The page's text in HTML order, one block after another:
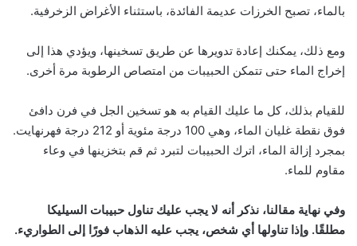
بالماء، تصبح الخرزات عديمة الفائدة، باستثناء الأغراض الزخرفية.
ومع ذلك، يمكنك إعادة تدويرها عن طريق تسخينها، ويؤدي هذا إلى
إخراج الماء حتى تتمكن الحبيبات من امتصاص الرطوبة مرة أخرى.
للقيام بذلك، كل ما عليك القيام به هو تسخين الجل في فرن دافئ
فوق نقطة غليان الماء، وهي 100 درجة مئوية أو 212 درجة فهرنهايت.
بمجرد إزالة الماء، اترك الحبيبات لتبرد ثم قم بتخزينها في وعاء
مقاوم للماء.
وفي نهاية مقالنا، نذكر أنه لا يجب عليك تناول حبيبات السيليكا
مطلقًا. وإذا تناولها أي شخص، يجب عليه الذهاب فورًا إلى الطواريء.